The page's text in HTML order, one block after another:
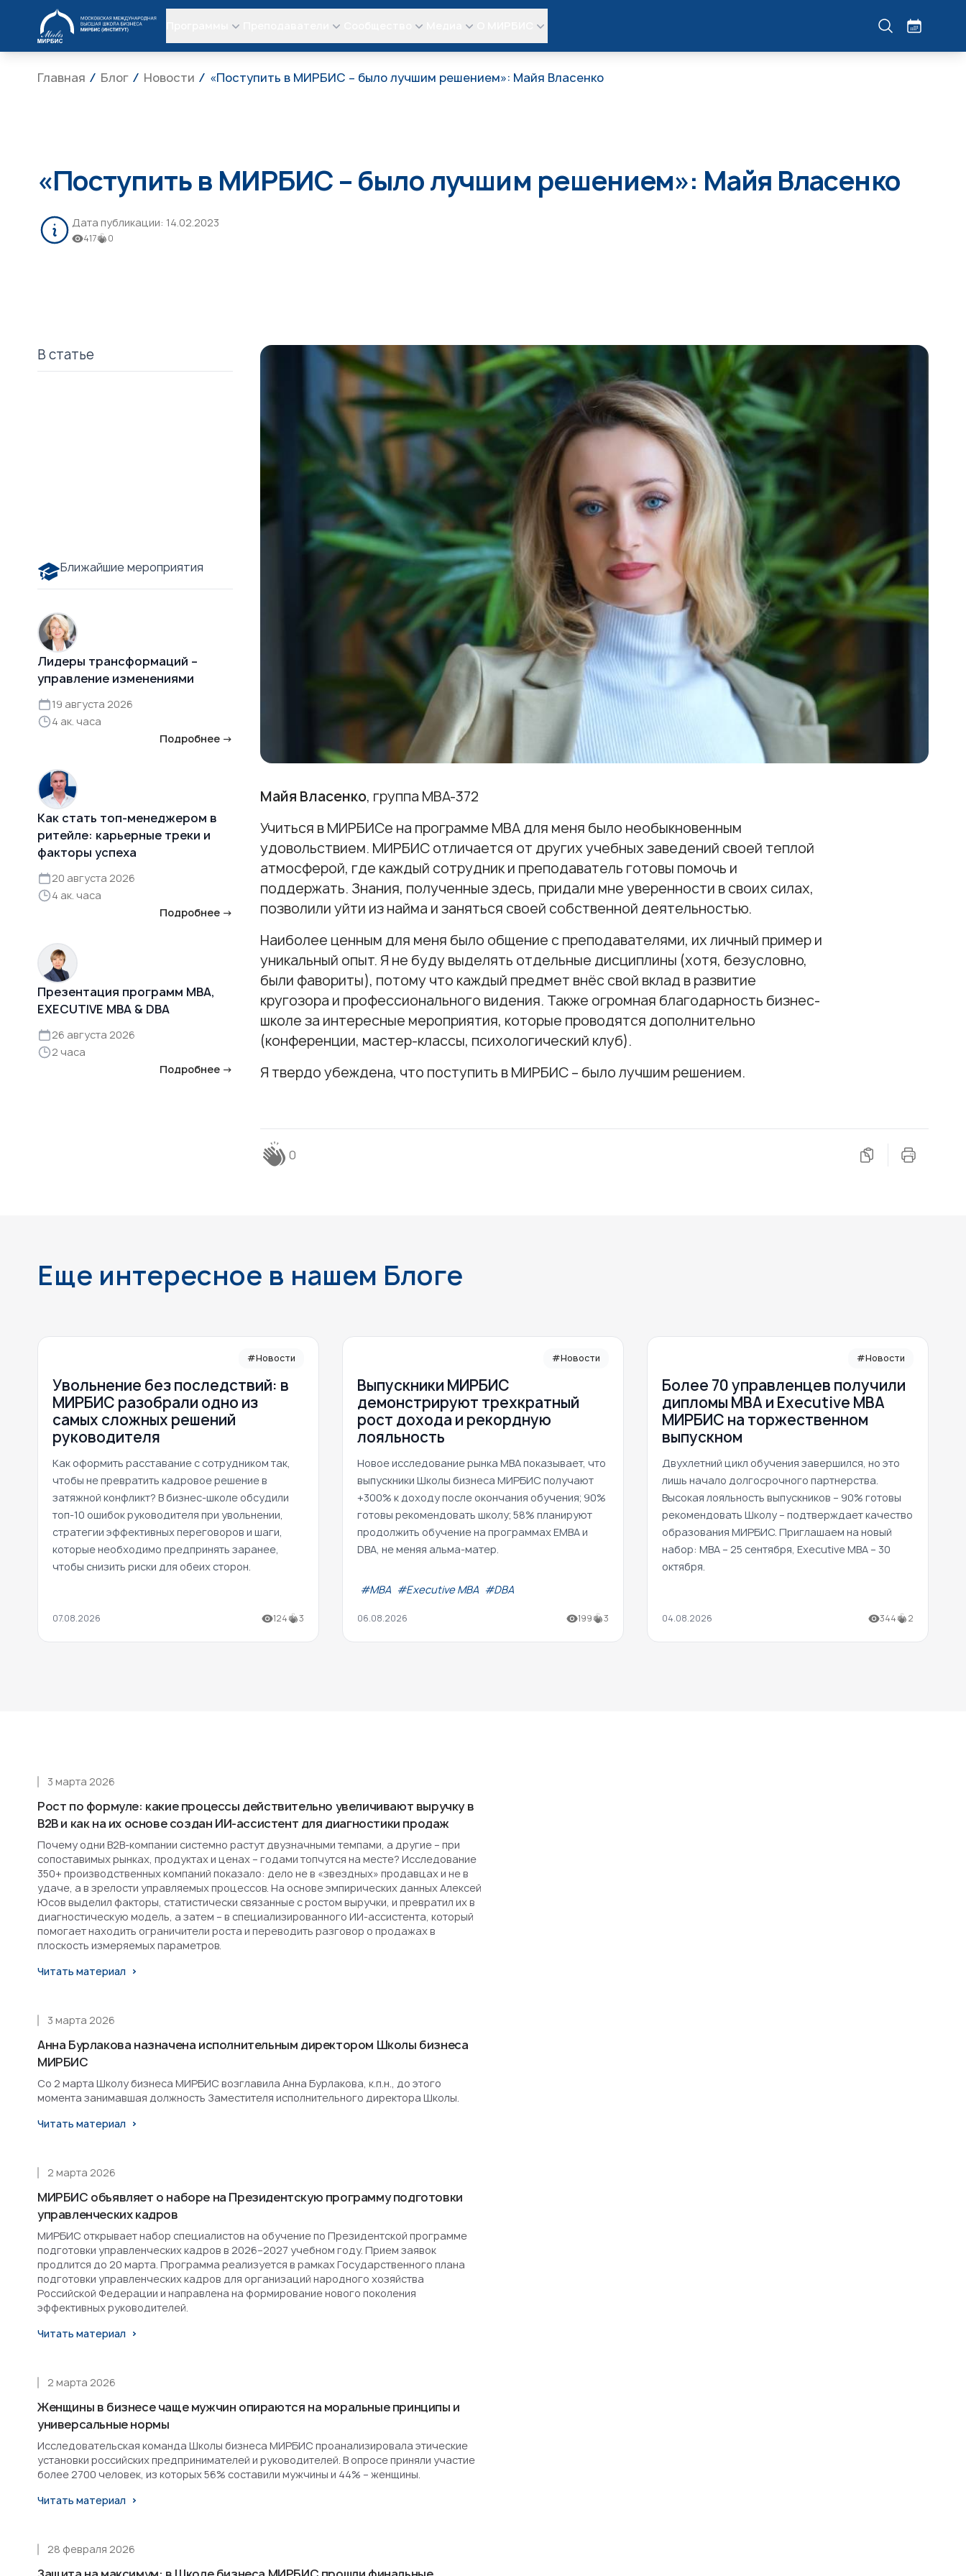
МИРБИС
Главная Блог Новости «Поступить в МИРБИС – было лучшим решением»: Майя Власенко
«Поступить в МИРБИС – было лучшим решением»: Майя Власенко
Дата публикации: 14.02.2023
417 0
В статье
Майя Власенко, группа МВА-372
Учиться в МИРБИСе на программе МВА для меня было необыкновенным
удовольствием. МИРБИС отличается от других учебных заведений своей теплой
атмосферой, где каждый сотрудник и преподаватель готовы помочь и
поддержать. Знания, полученные здесь, придали мне уверенности в своих силах,
позволили уйти из найма и заняться своей собственной деятельностью.
Наиболее ценным для меня было общение с преподавателями, их личный пример и
уникальный опыт. Я не буду выделять отдельные дисциплины (хотя, безусловно,
были фавориты), потому что каждый предмет внёс свой вклад в развитие
кругозора и профессионального видения. Также огромная благодарность бизнес-
школе за интересные мероприятия, которые проводятся дополнительно
(конференции, мастер-классы, психологический клуб).
Я твердо убеждена, что поступить в МИРБИС – было лучшим решением.
Ближайшие мероприятия
Лидеры трансформаций –
управление изменениями
19 августа 2026
4 ак. часа
Подробнее →
Как стать топ-менеджером в
ритейле: карьерные треки и
факторы успеха
20 августа 2026
4 ак. часа
Подробнее →
Презентация программ MBA,
EXECUTIVE MBA & DBA
26 августа 2026
2 часа
Подробнее →
0
Еще интересное в нашем Блоге
#Новости
Увольнение без последствий: в
МИРБИС разобрали одно из
самых сложных решений
руководителя
Как оформить расставание с сотрудником так,
чтобы не превратить кадровое решение в
затяжной конфликт? В бизнес-школе обсудили
топ-10 ошибок руководителя при увольнении,
стратегии эффективных переговоров и шаги,
которые необходимо предпринять заранее,
чтобы снизить риски для обеих сторон.
07.08.2026 124 3
#Новости
Выпускники МИРБИС
демонстрируют трехкратный
рост дохода и рекордную
лояльность
Новое исследование рынка MBA показывает, что
выпускники Школы бизнеса МИРБИС получают
+300% к доходу после окончания обучения; 90%
готовы рекомендовать школу; 58% планируют
продолжить обучение на программах EMBA и
DBA, не меняя альма-матер.
#МВА #Executive MBA #DBA
06.08.2026 199 3
#Новости
Более 70 управленцев получили
дипломы MBA и Executive MBA
МИРБИС на торжественном
выпускном
Двухлетний цикл обучения завершился, но это
лишь начало долгосрочного партнерства.
Высокая лояльность выпускников – 90% готовы
рекомендовать Школу – подтверждает качество
образования МИРБИС. Приглашаем на новый
набор: MBA – 25 сентября, Executive MBA – 30
октября.
04.08.2026 344 2
Рост по формуле: какие процессы действительно увеличивают выручку в
B2B и как на их основе создан ИИ-ассистент для диагностики продаж
3 марта 2026
Почему одни B2B-компании системно растут двузначными темпами, а другие – при
сопоставимых рынках, продуктах и ценах – годами топчутся на месте? Исследование
350+ производственных компаний показало: дело не в «звездных» продавцах и не в
удаче, а в зрелости управляемых процессов. На основе эмпирических данных Алексей
Юсов выделил факторы, статистически связанные с ростом выручки, и превратил их в
диагностическую модель, а затем – в специализированного ИИ-ассистента, который
помогает находить ограничители роста и переводить разговор о продажах в
плоскость измеряемых параметров.
Читать материал
Анна Бурлакова назначена исполнительным директором Школы бизнеса
МИРБИС
3 марта 2026
Со 2 марта Школу бизнеса МИРБИС возглавила Анна Бурлакова, к.п.н., до этого
момента занимавшая должность Заместителя исполнительного директора Школы.
Читать материал
МИРБИС объявляет о наборе на Президентскую программу подготовки
управленческих кадров
2 марта 2026
МИРБИС открывает набор специалистов на обучение по Президентской программе
подготовки управленческих кадров в 2026–2027 учебном году. Прием заявок
продлится до 20 марта. Программа реализуется в рамках Государственного плана
подготовки управленческих кадров для организаций народного хозяйства
Российской Федерации и направлена на формирование нового поколения
эффективных руководителей.
Читать материал
Женщины в бизнесе чаще мужчин опираются на моральные принципы и
универсальные нормы
2 марта 2026
Исследовательская команда Школы бизнеса МИРБИС проанализировала этические
установки российских предпринимателей и руководителей. В опросе приняли участие
более 2700 человек, из которых 56% составили мужчины и 44% – женщины.
Читать материал
28 февраля 2026